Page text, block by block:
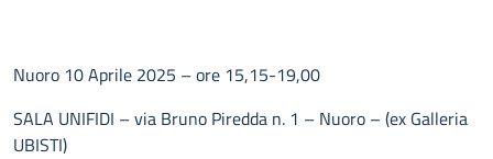
Nuoro 10 Aprile 2025 – ore 15,15-19,00
SALA UNIFIDI – via Bruno Piredda n. 1 – Nuoro – (ex Galleria
UBISTI)